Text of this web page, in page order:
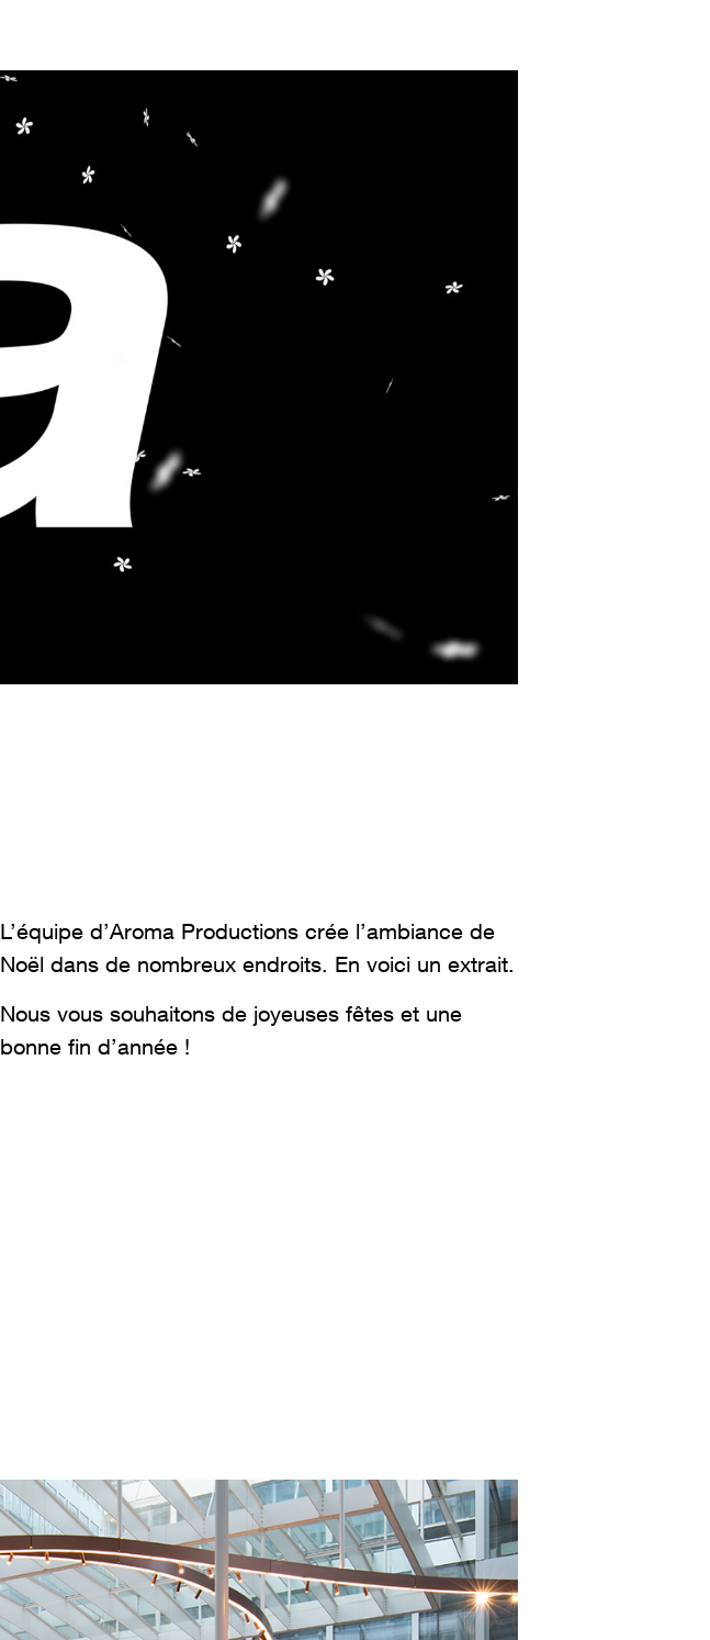
L’équipe d’Aroma Productions crée l’ambiance de
Noël dans de nombreux endroits. En voici un extrait.
Nous vous souhaitons de joyeuses fêtes et une
bonne fin d’année !